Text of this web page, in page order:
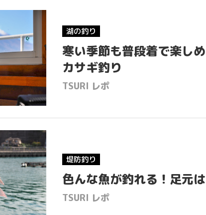
湖の釣り
寒い季節も普段着で楽し
カサギ釣り
TSURI レポ
堤防釣り
色んな魚が釣れる！足元
TSURI レポ